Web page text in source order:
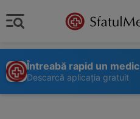
Întreabă rapid un medic
Descarcă aplicația gratuit